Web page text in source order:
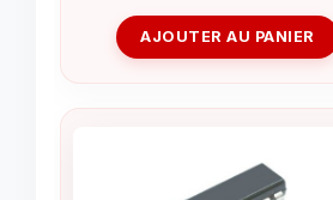
AJOUTER AU PANIER